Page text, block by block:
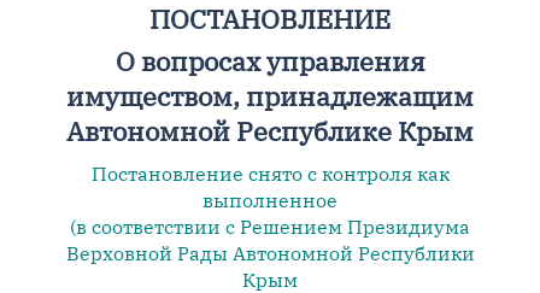
ПОСТАНОВЛЕНИЕ
О вопросах управления
имуществом, принадлежащим
Автономной Республике Крым
Постановление снято с контроля как
выполненное
(в соответствии с Решением Президиума
Верховной Рады Автономной Республики
Крым